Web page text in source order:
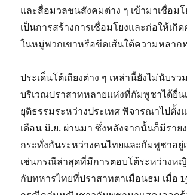
และสื่อมวลชนสังคมต่าง ๆ เข้ามาเชื่อมโ
เป็นการสร้างการเชื่อมโยงและก่อให้เกิ
ในหมู่พวกเขาหรือขีดเส้นใต้ความหลาก
ประเด็นโต้เถียงต่าง ๆ เหล่านี้ยังไม่นับร
บริเวณปราสาทหลายแห่งที่กัมพูชาได้ยื่น
ยุติธรรมระหว่างประเทศ พิจารณาไปตั้ง
เดือน มิ.ย. ผ่านมา ซึ่งหลังจากนั้นก็มีราย
กระทั่งกันระหว่างคนไทยและกัมพูชาอยู่
เช่นกรณีล่าสุดที่มีการตอบโต้ระหว่างห
กับทหารไทยที่ปราสาทตาเมือนธม เมื่อ